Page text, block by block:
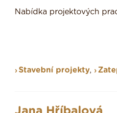
Nabídka projektových
Stavební projekty,